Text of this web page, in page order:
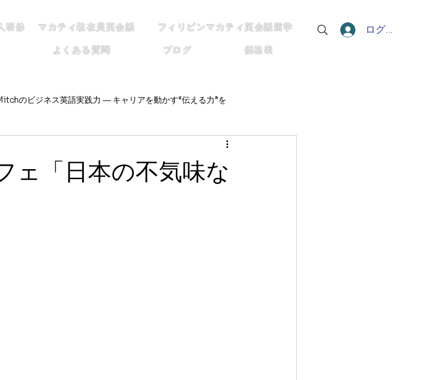
研修 マカティ駐在員英会話 フィリピンマカティ英会話留学
よくある質問 ブログ 価格表
ログイン
のビジネス英語実践力 ― キャリアを動かす“伝える力”を
論する〜 僕の英語と世界のつながり方
ェ「日本の不気味な